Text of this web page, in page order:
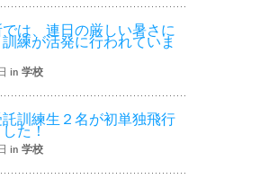
は、連日の厳しい暑さに
練が活発に行われていま
in 学校
訓練生２名が初単独飛行
た！
in 学校